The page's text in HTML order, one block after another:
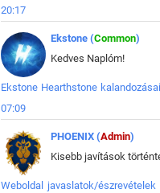
20:17
Ekstone (Common)
Kedves Naplóm!
Ekstone Hearthstone
07:09
PHOENIX (Admin)
Kisebb javítások
Weboldal javaslatok/észrevételek